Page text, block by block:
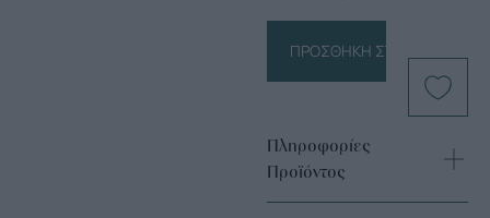
ΠΡΟΣΘΉΚΗ ΣΤΟ ΚΑΛΆΘΙ
Πληροφορίες
Προϊόντος